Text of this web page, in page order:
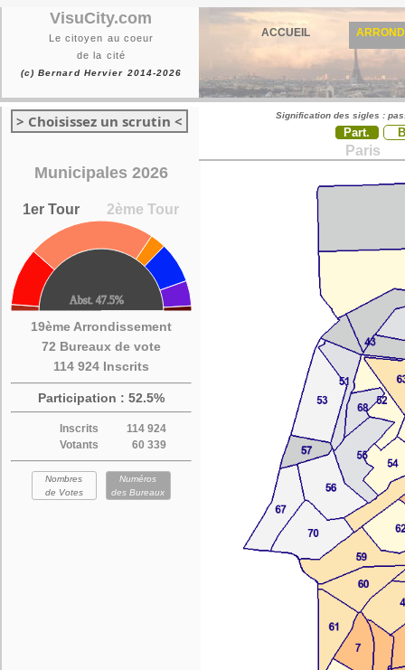
VisuCity.com
Le citoyen au coeur
de la cité
(c) Bernard Hervier 2014-2026
ACCUEIL
> Choisissez un scrutin <
Municipales 2026
1er Tour 2ème Tour
19ème Arrondissement
72 Bureaux de vote
114 924 Inscrits
Participation : 52.5%
Inscrits
114 924
Votants
60 339
Nombres
de Votes
Numéros
des Bureaux
Signification des sigles :
Part.
Paris